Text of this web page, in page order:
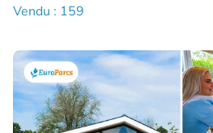
Vendu : 159